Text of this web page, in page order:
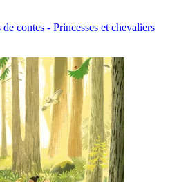
contes - Princesses et chevaliers